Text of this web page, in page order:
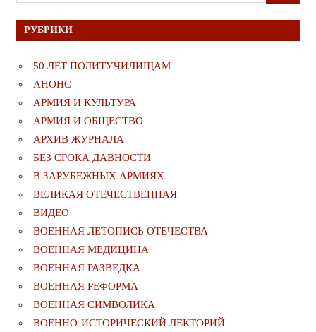
РУБРИКИ
50 ЛЕТ ПОЛИТУЧИЛИЩАМ
АНОНС
АРМИЯ И КУЛЬТУРА
АРМИЯ И ОБЩЕСТВО
АРХИВ ЖУРНАЛА
БЕЗ СРОКА ДАВНОСТИ
В ЗАРУБЕЖНЫХ АРМИЯХ
ВЕЛИКАЯ ОТЕЧЕСТВЕННАЯ
ВИДЕО
ВОЕННАЯ ЛЕТОПИСЬ ОТЕЧЕСТВА
ВОЕННАЯ МЕДИЦИНА
ВОЕННАЯ РАЗВЕДКА
ВОЕННАЯ РЕФОРМА
ВОЕННАЯ СИМВОЛИКА
ВОЕННО-ИСТОРИЧЕСКИЙ ЛЕКТОРИЙ